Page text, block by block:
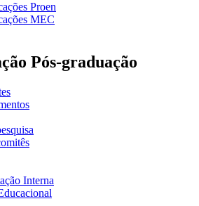
Proen
MEC
Pós-graduação
Interna